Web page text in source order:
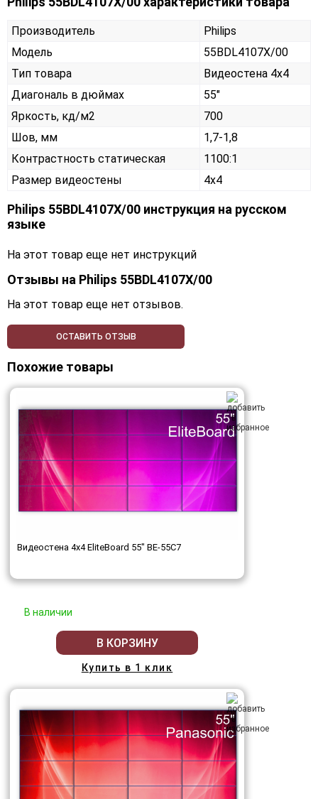
Производитель
Philips
Модель
55BDL4107X/00
Тип товара
Видеостена 4х4
Диагональ в дюймах
55"
Яркость, кд/м2
700
Шов, мм
1,7-1,8
Контрастность статическая
1100:1
Размер видеостены
4x4
Philips 55BDL4107X/00 инструкция на русском
языке
На этот товар еще нет инструкций
Отзывы на Philips 55BDL4107X/00
На этот товар еще нет отзывов.
ОСТАВИТЬ ОТЗЫВ
Похожие товары
Видеостена 4x4 EliteBoard 55" BE-55C7
В наличии
В КОРЗИНУ
Купить в 1 клик